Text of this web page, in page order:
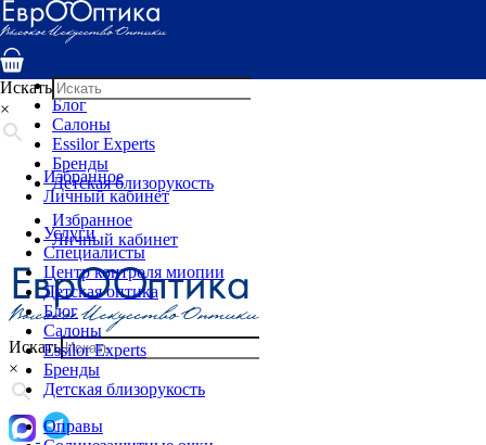
Услуги
Специалисты
Детская оптика
Блог
Салоны
Essilor Experts
Бренды
Детская близорукость
Избранное
Личный кабинет
Искать
×
Искать
×
Избранное
Личный кабинет
Услуги
Специалисты
Центр контроля миопии
Детская оптика
Блог
Салоны
Essilor Experts
Бренды
Детская близорукость
Оправы